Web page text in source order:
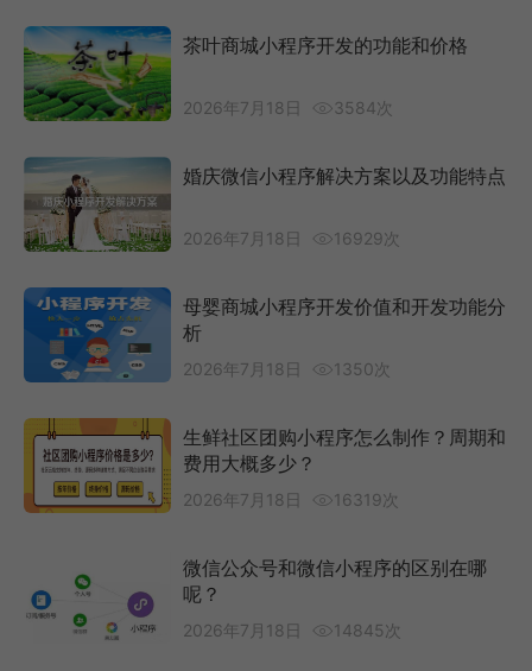
茶叶商城小程序开发的功能和价格
2026年7月18日 3584次
婚庆微信小程序解决方案以及功能特点
2026年7月18日 16929次
母婴商城小程序开发价值和开发功能分
析
2026年7月18日 1350次
生鲜社区团购小程序怎么制作？周期和
费用大概多少？
2026年7月18日 16319次
微信公众号和微信小程序的区别在哪
呢？
2026年7月18日 14845次